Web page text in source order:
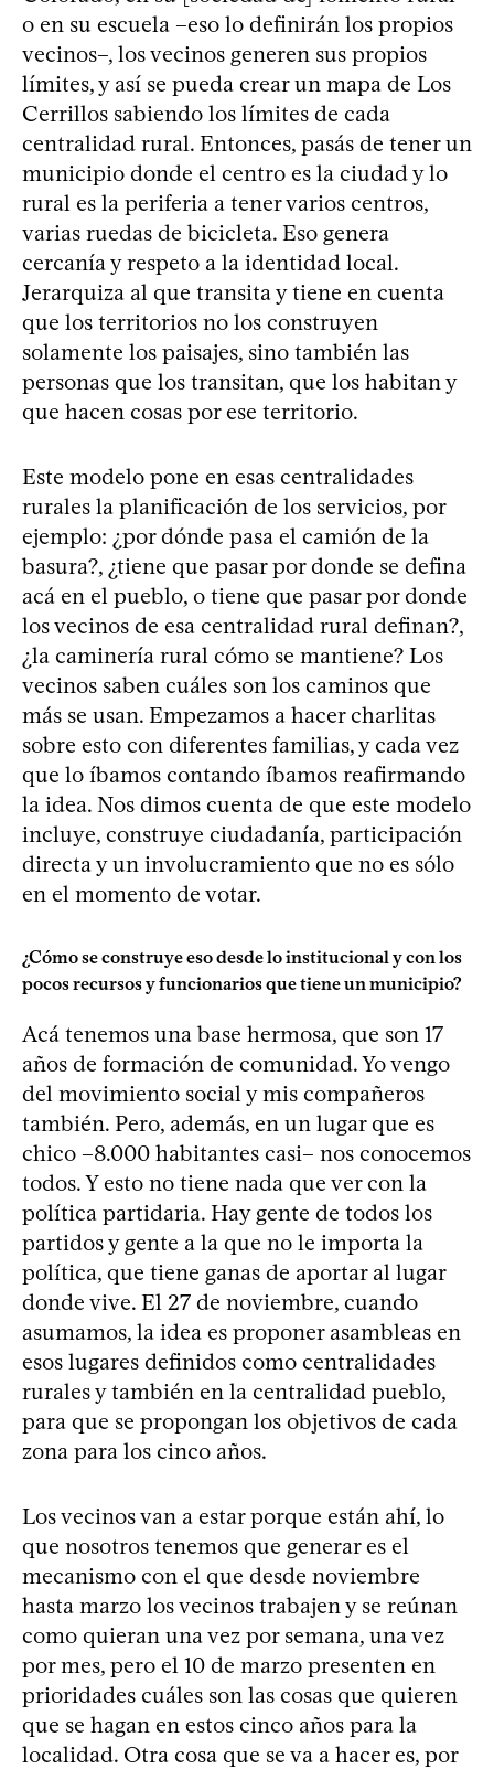
o en su escuela –eso lo definirán los propios
vecinos–, los vecinos generen sus propios
límites, y así se pueda crear un mapa de Los
Cerrillos sabiendo los límites de cada
centralidad rural. Entonces, pasás de tener un
municipio donde el centro es la ciudad y lo
rural es la periferia a tener varios centros,
varias ruedas de bicicleta. Eso genera
cercanía y respeto a la identidad local.
Jerarquiza al que transita y tiene en cuenta
que los territorios no los construyen
solamente los paisajes, sino también las
personas que los transitan, que los habitan y
que hacen cosas por ese territorio.
Este modelo pone en esas centralidades
rurales la planificación de los servicios, por
ejemplo: ¿por dónde pasa el camión de la
basura?, ¿tiene que pasar por donde se defina
acá en el pueblo, o tiene que pasar por donde
los vecinos de esa centralidad rural definan?,
¿la caminería rural cómo se mantiene? Los
vecinos saben cuáles son los caminos que
más se usan. Empezamos a hacer charlitas
sobre esto con diferentes familias, y cada vez
que lo íbamos contando íbamos reafirmando
la idea. Nos dimos cuenta de que este modelo
incluye, construye ciudadanía, participación
directa y un involucramiento que no es sólo
en el momento de votar.
¿Cómo se construye eso desde lo institucional y con los
pocos recursos y funcionarios que tiene un municipio?
Acá tenemos una base hermosa, que son 17
años de formación de comunidad. Yo vengo
del movimiento social y mis compañeros
también. Pero, además, en un lugar que es
chico –8.000 habitantes casi– nos conocemos
todos. Y esto no tiene nada que ver con la
política partidaria. Hay gente de todos los
partidos y gente a la que no le importa la
política, que tiene ganas de aportar al lugar
donde vive. El 27 de noviembre, cuando
asumamos, la idea es proponer asambleas en
esos lugares definidos como centralidades
rurales y también en la centralidad pueblo,
para que se propongan los objetivos de cada
zona para los cinco años.
Los vecinos van a estar porque están ahí, lo
que nosotros tenemos que generar es el
mecanismo con el que desde noviembre
hasta marzo los vecinos trabajen y se reúnan
como quieran una vez por semana, una vez
por mes, pero el 10 de marzo presenten en
prioridades cuáles son las cosas que quieren
que se hagan en estos cinco años para la
localidad. Otra cosa que se va a hacer es, por